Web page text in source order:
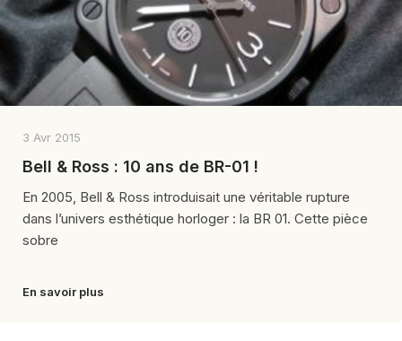
3 Avr 2015
Bell & Ross : 10 ans de BR-01 !
En 2005, Bell & Ross introduisait une véritable rupture
dans l’univers esthétique horloger : la BR 01. Cette pièce
sobre
En savoir plus